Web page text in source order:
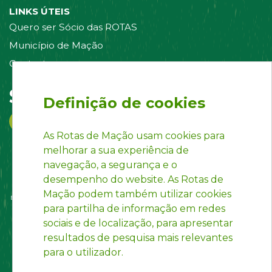
LINKS ÚTEIS
Quero ser Sócio das ROTAS
Município de Mação
Contacte-nos
Siga-nos em:
Definição de cookies
As Rotas de Mação usam cookies para
melhorar a sua experiência de
navegação, a segurança e o
desempenho do website. As Rotas de
Mação podem também utilizar cookies
para partilha de informação em redes
sociais e de localização, para apresentar
resultados de pesquisa mais relevantes
para o utilizador.